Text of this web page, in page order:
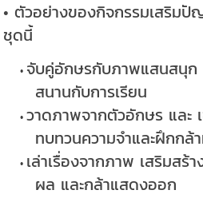
• ตัวอย่างของกิจกรรมเสริมปั
ชุดนี้
จับคู่อักษรกับภาพแสนสนุก
สนานกับการเรียน
วาดภาพจากตัวอักษร และ
ทบทวนความจำและฝึกกล้
เล่าเรื่องจากภาพ เสริมสร้
ผล และกล้าแสดงออก